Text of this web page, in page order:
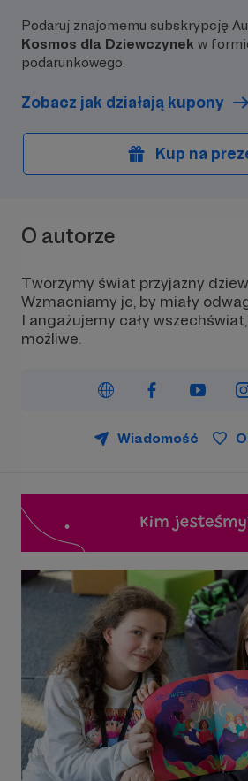
🚀 staniesz się częścią naszego
kosmicznego newslettera!
Podaruj znajomemu subskrypcję
Kosmos dla Dziewczynek w
podarunkowego.
Zobacz jak działają kupony
Kup na
O autorze
Tworzymy świat przyjazny
Wzmacniamy je, by miały
I angażujemy cały
możliwe.
Wiadomość